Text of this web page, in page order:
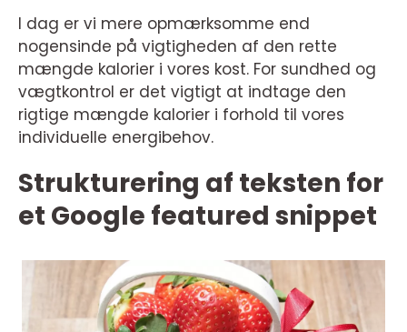
I dag er vi mere opmærksomme end
nogensinde på vigtigheden af den rette
mængde kalorier i vores kost. For sundhed og
vægtkontrol er det vigtigt at indtage den
rigtige mængde kalorier i forhold til vores
individuelle energibehov.
Strukturering af teksten for
et Google featured snippet